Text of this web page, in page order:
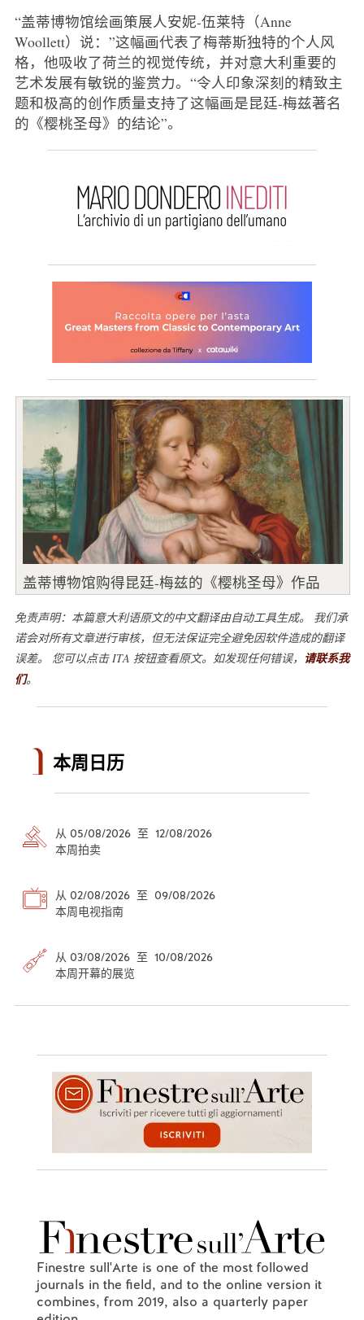
“盖蒂博物馆绘画策展人安妮-伍莱特（Anne
Woollett）说：”这幅画代表了梅蒂斯独特的个人风
格，他吸收了荷兰的视觉传统，并对意大利重要的
艺术发展有敏锐的鉴赏力。“令人印象深刻的精致主
题和极高的创作质量支持了这幅画是昆廷-梅兹著名
的《樱桃圣母》的结论”。
盖蒂博物馆购得昆廷-梅兹的《樱桃圣母》作品
免责声明：本篇意大利语原文的中文翻译由自动工具生成。 我们承
诺会对所有文章进行审核，但无法保证完全避免因软件造成的翻译
误差。 您可以点击 ITA 按钮查看原文。如发现任何错误， 请联系我
们。
本周日历
从 05/08/2026 至 12/08/2026
本周拍卖
从 02/08/2026 至 09/08/2026
本周电视指南
从 03/08/2026 至 10/08/2026
本周开幕的展览
Finestre sull'Arte is one of the most followed
journals in the field, and to the online version it
combines, from 2019, also a quarterly paper